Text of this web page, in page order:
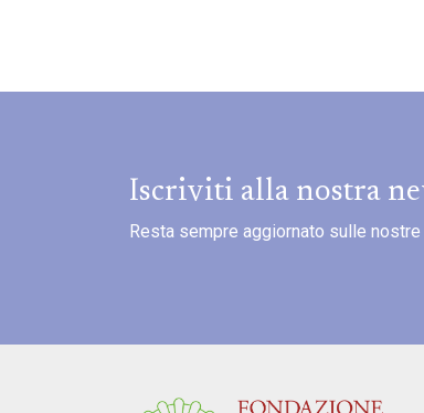
Iscriviti alla nostra
Resta sempre aggiornato sulle